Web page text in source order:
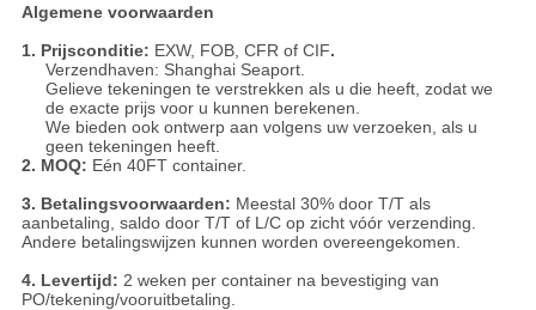
Algemene voorwaarden
1. Prijsconditie: EXW, FOB, CFR of CIF.
Verzendhaven: Shanghai Seaport.
Gelieve tekeningen te verstrekken als u die heeft, zodat we
de exacte prijs voor u kunnen berekenen.
We bieden ook ontwerp aan volgens uw verzoeken, als u
geen tekeningen heeft.
2. MOQ: Eén 40FT container.
3. Betalingsvoorwaarden: Meestal 30% door T/T als
aanbetaling, saldo door T/T of L/C op zicht vóór verzending.
Andere betalingswijzen kunnen worden overeengekomen.
4. Levertijd: 2 weken per container na bevestiging van
PO/tekening/vooruitbetaling.